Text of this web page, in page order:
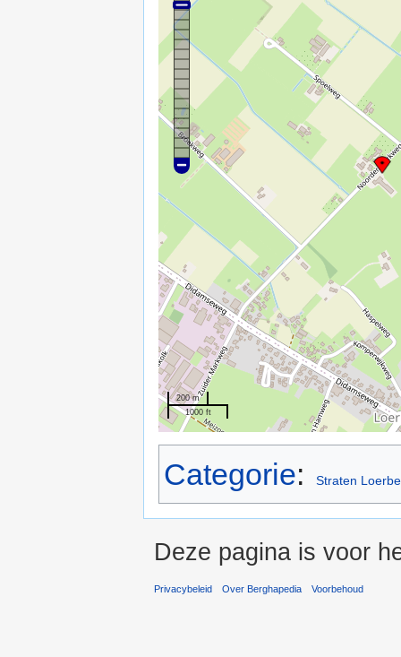
200 m
1000 ft
Categorie: Straten
Deze pagina is voor
Privacybeleid Over Berghapedia Voorbehoud